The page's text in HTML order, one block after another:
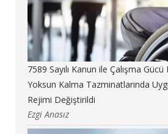
7589 Sayılı Kanun ile Çalışma
Yoksun Kalma Tazminatlarında
Rejimi Değiştirildi
Ezgi Anasız